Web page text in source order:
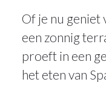
Of je nu geniet
een zonnig
proeft in een
het eten van